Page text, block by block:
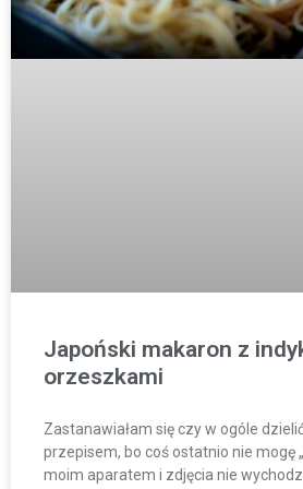
Japoński makaron z
orzeszkami
Zastanawiałam się czy w ogóle
przepisem, bo coś ostatnio nie mogę
moim aparatem i zdjęcia nie